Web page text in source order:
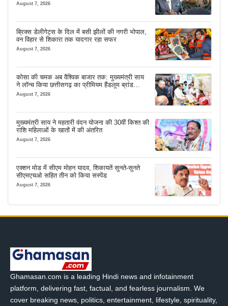
August 7, 2026
ब्रिक्स डेलीगेट्स के दिल में बसी झीलों की नगरी भोपाल,
वन विहार से शिकारा तक यादगार रहा सफर
August 7, 2026
कोसा की चमक अब वैश्विक बाजार तक: मुख्यमंत्री साय
ने लॉन्च किया छत्तीसगढ़ का प्रीमियम हैंडलूम ब्रांड
‘कोशल फैब’
August 7, 2026
मुख्यमंत्री साय ने महतारी वंदन योजना की 30वीं किश्त की
राशि महिलाओं के खातों में की अंतरित
August 7, 2026
एक्शन मोड में सीएम मोहन यादव, शिकायतें सुनते-सुनते
सीएमएचओ सहित तीन को किया सस्पेंड
August 7, 2026
Ghamasan.com is a leading Hindi news and infotainment
platform, delivering fast, factual, and fearless journalism. We
cover breaking news, politics, entertainment, lifestyle, spirituality,